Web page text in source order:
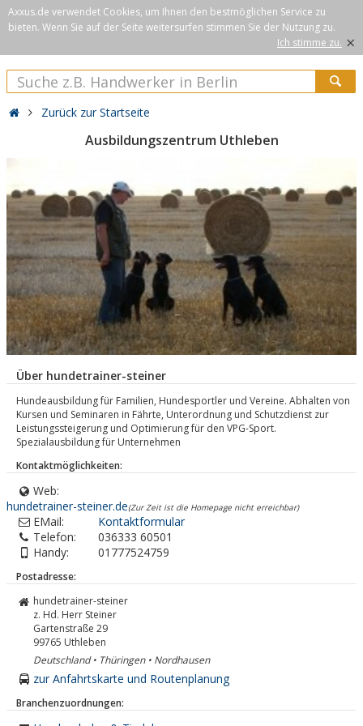
Axxus.de verwendet Cookies, um Ihnen den bestmöglichen Service zu
bieten. Wenn Sie auf der Seite weitersurfen stimmen Sie der Nutzung zu.
Ich stimme zu. ×
Zurück zur Startseite
Ausbildungszentrum Uthleben
Über hundetrainer-steiner
Hundeausbildung für Familien, Hundesportler und Vereine. Abhalten von
Kursen und Seminaren in Fährte, Unterordnung und Schutzdienst zur
Leistungssteigerung und Optimierung für den VPG-Sport.
Spezialausbildung für Unternehmen
Kontaktmöglichkeiten:
Web:
hundetrainer-steiner.de(Zur Zeit ist die Homepage nicht erreichbar)
EMail:
Kontaktformular
Telefon:
036333 60501
Handy:
01777524759
Postadresse:
hundetrainer-steiner
z. Hd. Herr Steiner
Gartenstraße 29
99765 Uthleben
Deutschland • Thüringen • Nordhausen
zur Anfahrtskarte und Routenplanung
Branchenzuordnungen: